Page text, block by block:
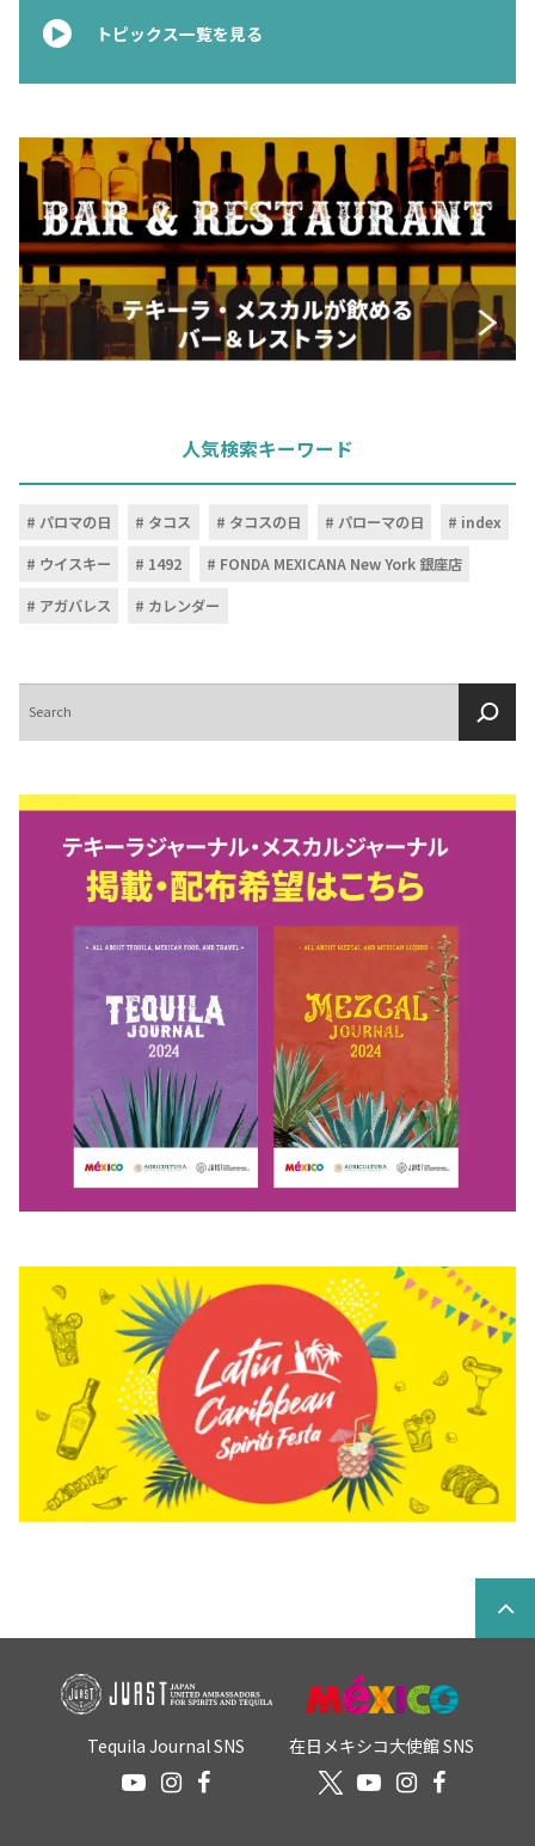
トピックス一覧を見る
人気検索キーワード
パロマの日 タコス タコスの日 パローマの日
index
ウイスキー
1492
FONDA MEXICANA New York 銀座店
アガバレス
カレンダー
索
Tequila Journal SNS 在日メキシコ大使館 SNS